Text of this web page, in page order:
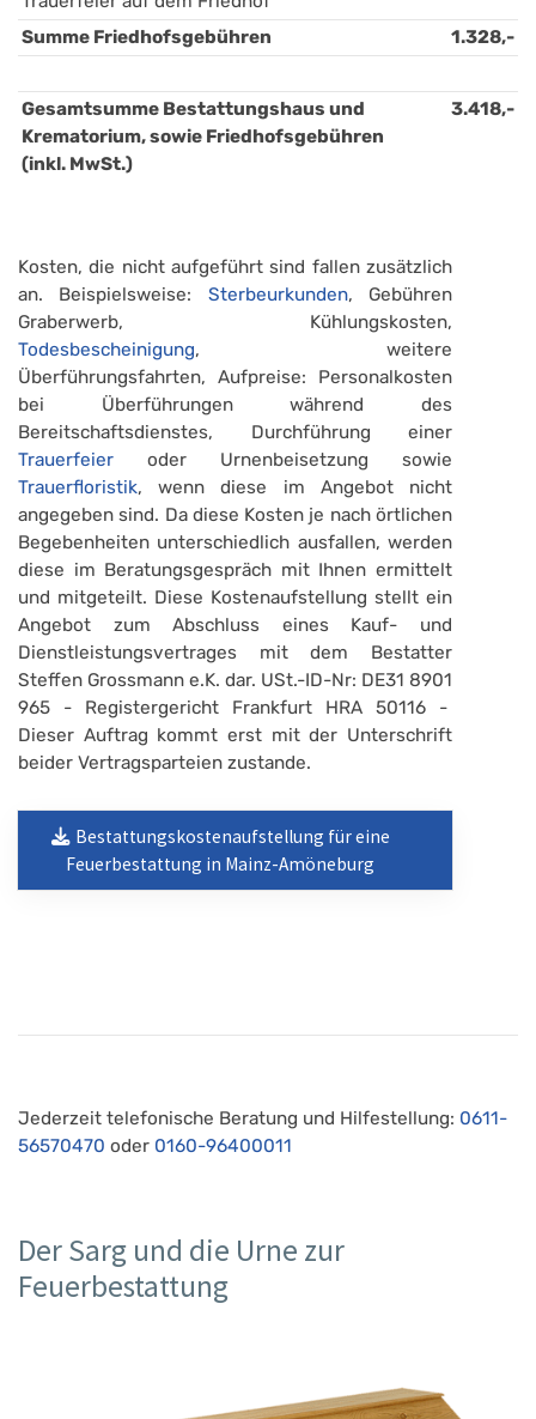
Summe Friedhofsgebühren
1.328,-
Gesamtsumme Bestattungshaus und
Krematorium, sowie Friedhofsgebühren
(inkl. MwSt.)
3.418,-
Kosten, die nicht aufgeführt sind fallen zusätzlich
an. Beispielsweise: Sterbeurkunden, Gebühren
Graberwerb, Kühlungskosten,
Todesbescheinigung, weitere
Überführungsfahrten, Aufpreise: Personalkosten
bei Überführungen während des
Bereitschaftsdienstes, Durchführung einer
Trauerfeier oder Urnenbeisetzung sowie
Trauerfloristik, wenn diese im Angebot nicht
angegeben sind. Da diese Kosten je nach örtlichen
Begebenheiten unterschiedlich ausfallen, werden
diese im Beratungsgespräch mit Ihnen ermittelt
und mitgeteilt. Diese Kostenaufstellung stellt ein
Angebot zum Abschluss eines Kauf- und
Dienstleistungsvertrages mit dem Bestatter
Steffen Grossmann e.K. dar. USt.-ID-Nr: DE31 8901
965 - Registergericht Frankfurt HRA 50116 -
Dieser Auftrag kommt erst mit der Unterschrift
beider Vertragsparteien zustande.
Bestattungskostenaufstellung für eine
Feuerbestattung in Mainz-Amöneburg
Jederzeit telefonische Beratung und Hilfestellung: 0611-
56570470 oder 0160-96400011
Der Sarg und die Urne zur
Feuerbestattung